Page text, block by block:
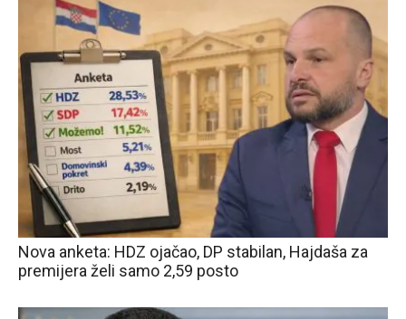
Nova anketa: HDZ ojačao, DP stabilan, Hajdaša za
premijera želi samo 2,59 posto